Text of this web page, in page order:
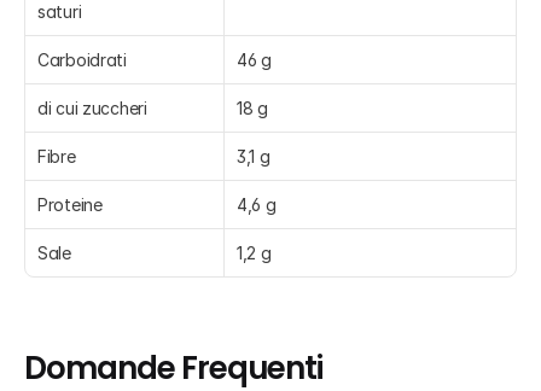
saturi
Carboidrati 46 g
di cui zuccheri 18 g
Fibre 3,1 g
Proteine 4,6 g
Sale 1,2 g
Domande Frequenti